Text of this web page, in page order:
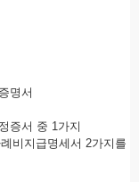
명서
증서 중 1가지
비지급명세서 2가지를